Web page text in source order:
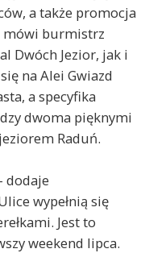
a także promocja
mówi burmistrz
Dwóch Jezior, jak i
na Alei Gwiazd
a specyfika
dwoma pięknymi
Raduń.
dodaje
wypełnią się
Jest to
weekend lipca.